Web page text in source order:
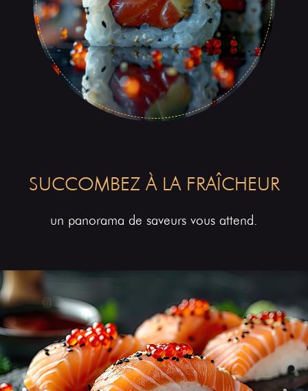
SUCCOMBEZ À LA FRAÎCHEUR
un panorama de saveurs vous attend.